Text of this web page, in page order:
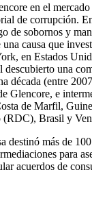
en el mercado
de corrupción.
de sobornos y
causa que
en Estados
descubierto una
década (entre
Glencore, e
de Marfil,
Brasil y
destinó más de
para
acuerdos de